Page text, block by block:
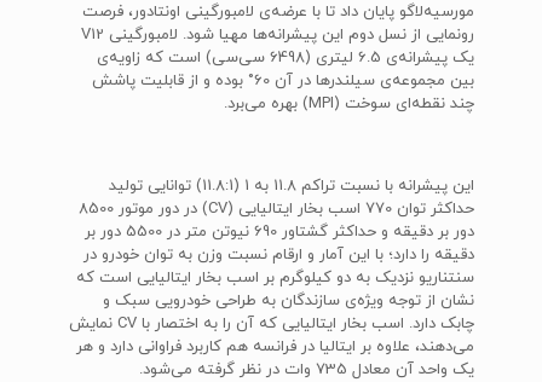
مورسیه‌لاگو پایان داد تا با عرضه‌ی لامبورگینی اونتادور، فرصت
رونمایی از نسل دوم این پیشرانه‌ها مهیا شود. لامبورگینی V12
یک پیشرانه‌ی 6.5 لیتری (6498 سی‌سی) است که زاویه‌ی
بین مجموعه‌ی سیلندرها در آن 60° بوده و از قابلیت پاشش
چند نقطه‌ای سوخت (MPI) بهره می‌برد.
این پیشرانه با نسبت تراکم 11.8 به 1 (11.8:1) توانایی تولید
حداکثر توان 770 اسب بخار ایتالیایی (CV) در دور موتور 8500
دور بر دقیقه و حداکثر گشتاور 690 نیوتن متر در 5500 دور بر
دقیقه را دارد؛ با این آمار و ارقام نسبت وزن به توان خودرو در
سنتناریو نزدیک به دو کیلوگرم بر اسب بخار ایتالیایی است که
نشان از توجه ویژه‌ی سازندگان به طراحی خودرویی سبک و
چابک دارد. اسب بخار ایتالیایی که آن را به اختصار با CV نمایش
می‌دهند، علاوه بر ایتالیا در فرانسه هم کاربرد فراوانی دارد و هر
یک واحد آن معادل 735 وات در نظر گرفته می‌شود.